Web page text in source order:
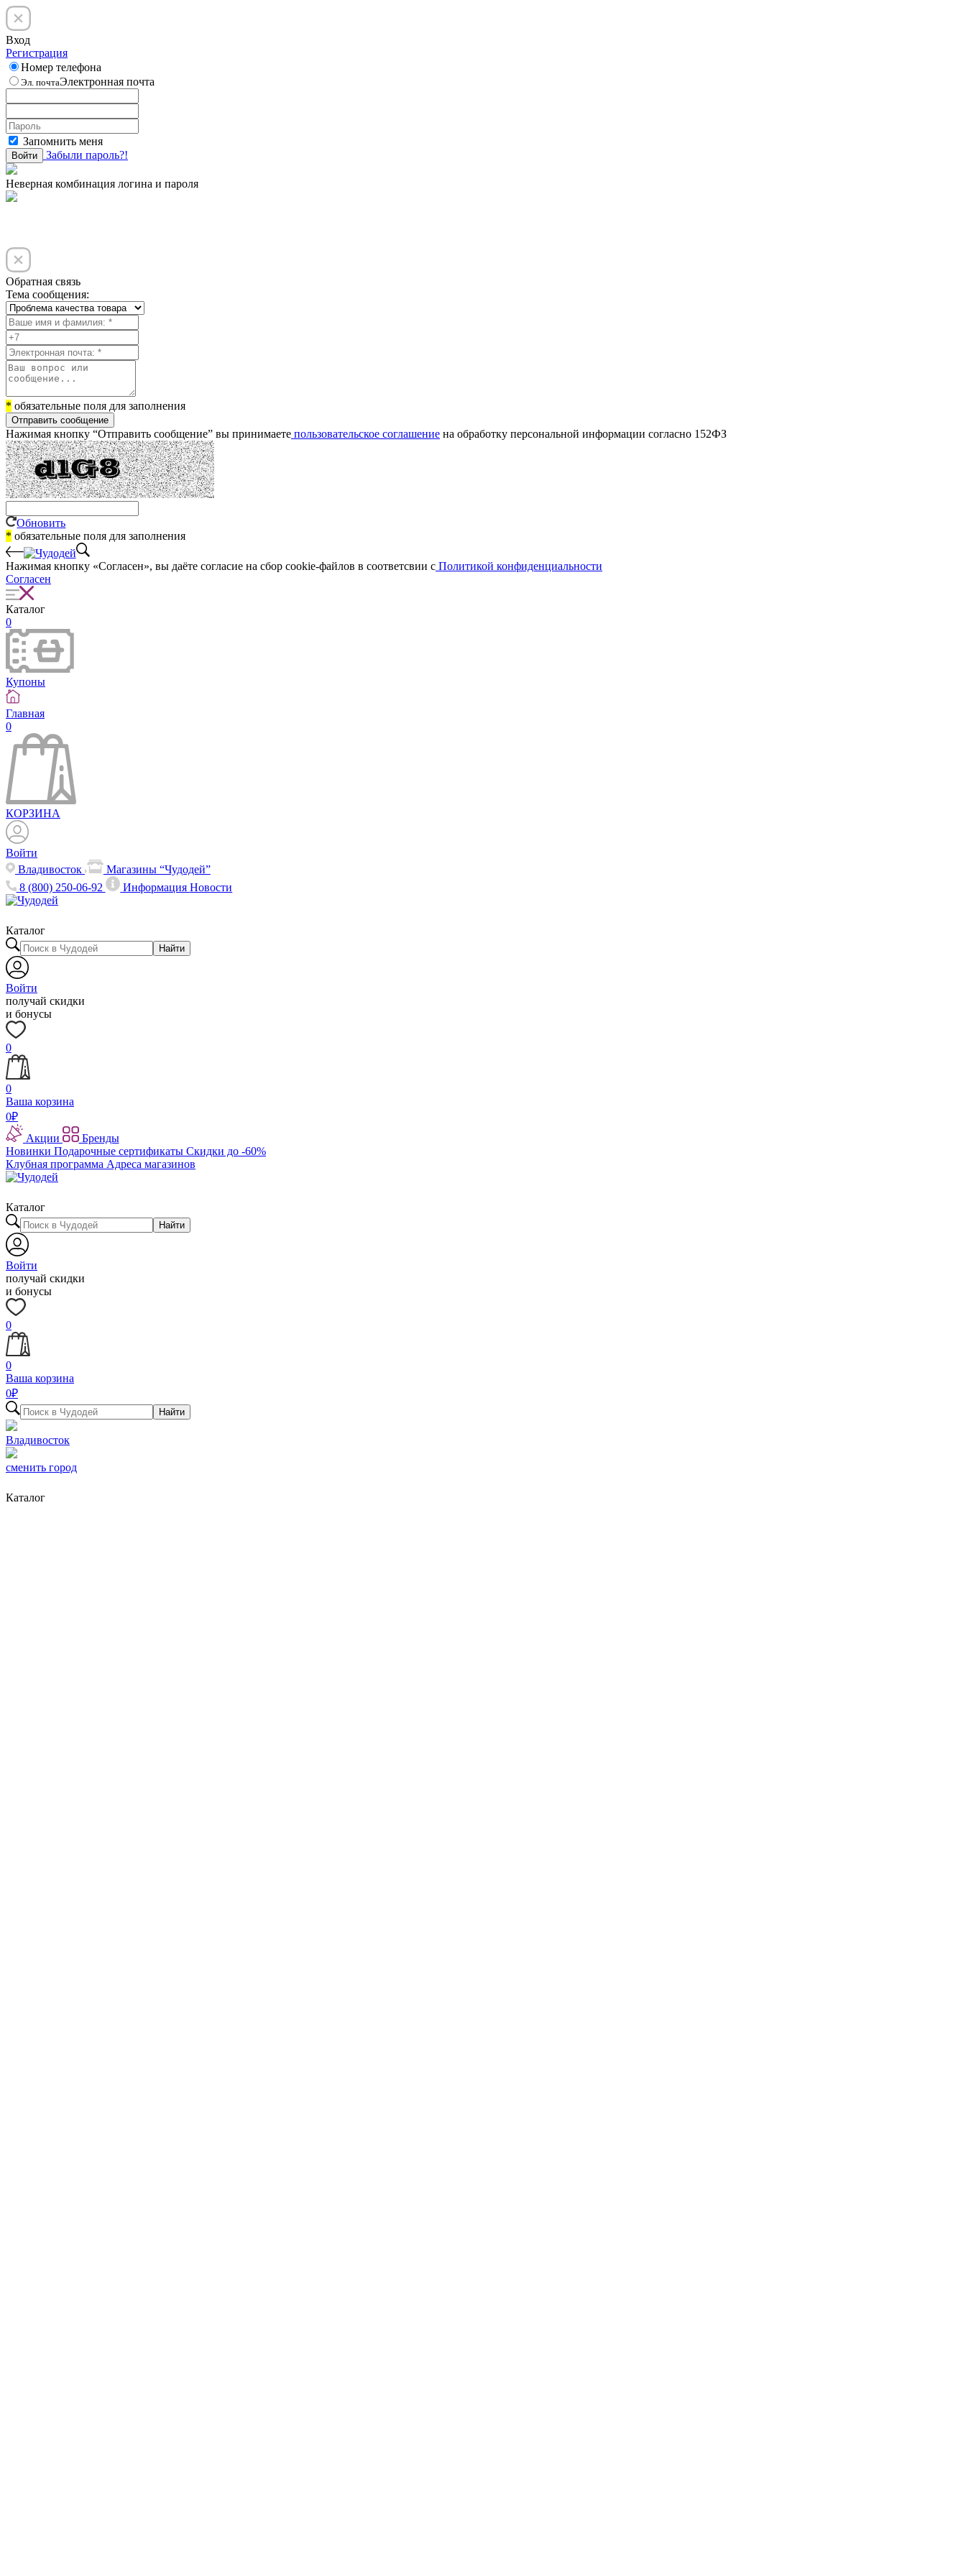
Вход
Регистрация
Номер телефона
Эл. почтаЭлектронная почта
Запомнить меня
Войти Забыли пароль?!
Неверная комбинация логина и пароля
Обратная связь
Тема сообщения:
* обязательные поля для заполнения
Отправить сообщение
Нажимая кнопку “Отправить сообщение” вы принимаете пользовательское соглашение на обработку персональной информации согласно 152ФЗ
Обновить
* обязательные поля для заполнения
Нажимая кнопку «Согласен», вы даёте cогласие на сбор cookie-файлов в соответсвии с Политикой конфиденциальности
Согласен
Каталог
0
Купоны
Главная
0
КОРЗИНА
Войти
Владивосток
Магазины “Чудодей”
8 (800) 250-06-92
ИнформацияНовости
Каталог
Найти
Войти
получай скидки
и бонусы
0
0
Ваша корзина
0₽
Акции
Бренды
Новинки Подарочные сертификаты Скидки до -60%
Клубная программа Адреса магазинов
Каталог
Найти
Войти
получай скидки
и бонусы
0
0
Ваша корзина
0₽
Найти
Владивосток
сменить город
Каталог